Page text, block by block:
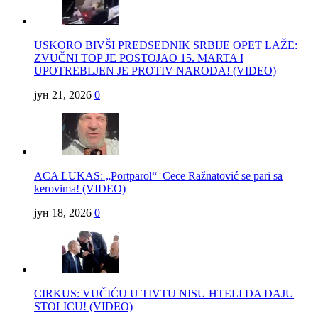
USKORO BIVŠI PREDSEDNIK SRBIJE OPET LAŽE:
ZVUČNI TOP JE POSTOJAO 15. MARTA I
UPOTREBLJEN JE PROTIV NARODA! (VIDEO)
јун 21, 2026 0
ACA LUKAS: „Portparol“ Cece Ražnatović se pari sa
kerovima! (VIDEO)
јун 18, 2026 0
CIRKUS: VUČIĆU U TIVTU NISU HTELI DA DAJU
STOLICU! (VIDEO)